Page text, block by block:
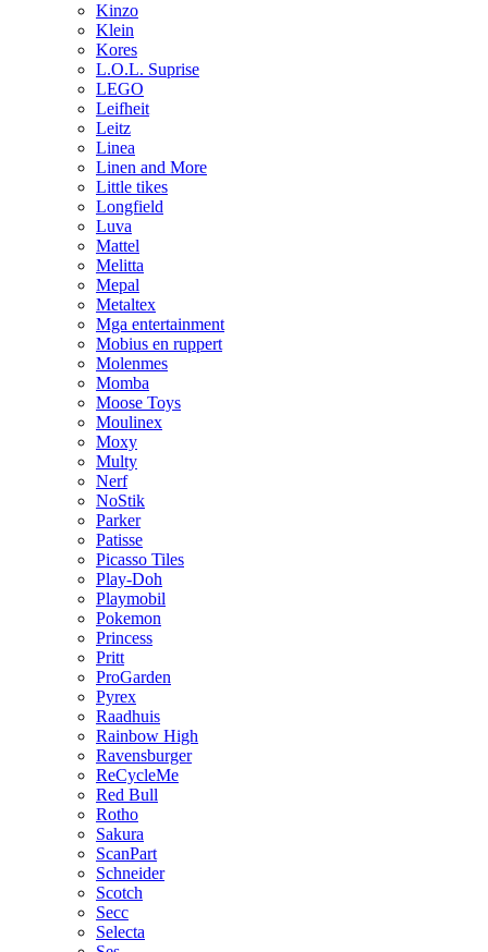
Kinzo
Klein
Kores
L.O.L. Suprise
LEGO
Leifheit
Leitz
Linea
Linen and More
Little tikes
Longfield
Luva
Mattel
Melitta
Mepal
Metaltex
Mga entertainment
Mobius en ruppert
Molenmes
Momba
Moose Toys
Moulinex
Moxy
Multy
Nerf
NoStik
Parker
Patisse
Picasso Tiles
Play-Doh
Playmobil
Pokemon
Princess
Pritt
ProGarden
Pyrex
Raadhuis
Rainbow High
Ravensburger
ReCycleMe
Red Bull
Rotho
Sakura
ScanPart
Schneider
Scotch
Secc
Selecta